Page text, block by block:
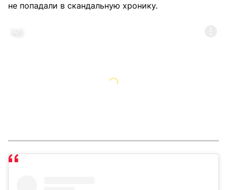
не попадали в скандальную хронику.